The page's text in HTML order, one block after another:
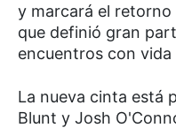
y marcará el
que definió gran
encuentros con
La nueva cinta está
Blunt y Josh